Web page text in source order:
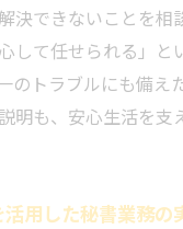
決できないことを相
して任せられる」と
のトラブルにも備え
明も、安心生活を支
用した秘書業務の